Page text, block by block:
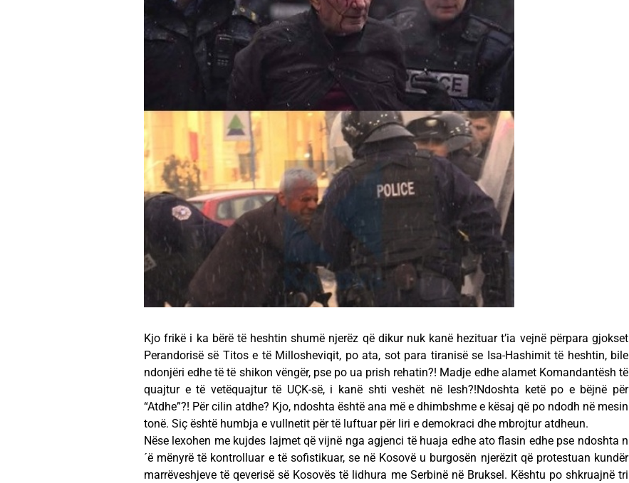
Kjo frikë i ka bërë të heshtin shumë njerëz që dikur nuk kanë hezituar t’ia vejnë përpara gjokset
Perandorisë së Titos e të Millosheviqit, po ata, sot para tiranisë se Isa-Hashimit të heshtin, bile
ndonjëri edhe të të shikon vëngër, pse po ua prish rehatin?! Madje edhe alamet Komandantësh të
quajtur e të vetëquajtur të UÇK-së, i kanë shti veshët në lesh?!Ndoshta ketë po e bëjnë për
“Atdhe”?! Për cilin atdhe? Kjo, ndoshta është ana më e dhimbshme e kësaj që po ndodh në mesin
tonë. Siç është humbja e vullnetit për të luftuar për liri e demokraci dhe mbrojtur atdheun.
Nëse lexohen me kujdes lajmet që vijnë nga agjenci të huaja edhe ato flasin edhe pse ndoshta n
´ë mënyrë të kontrolluar e të sofistikuar, se në Kosovë u burgosën njerëzit që protestuan kundër
marrëveshjeve të qeverisë së Kosovës të lidhura me Serbinë në Bruksel. Kështu po shkruajnë tri